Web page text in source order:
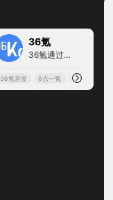
36氪
36氪通过全面，独家的视角为...
36氪首发 8点一氪 互联网电商